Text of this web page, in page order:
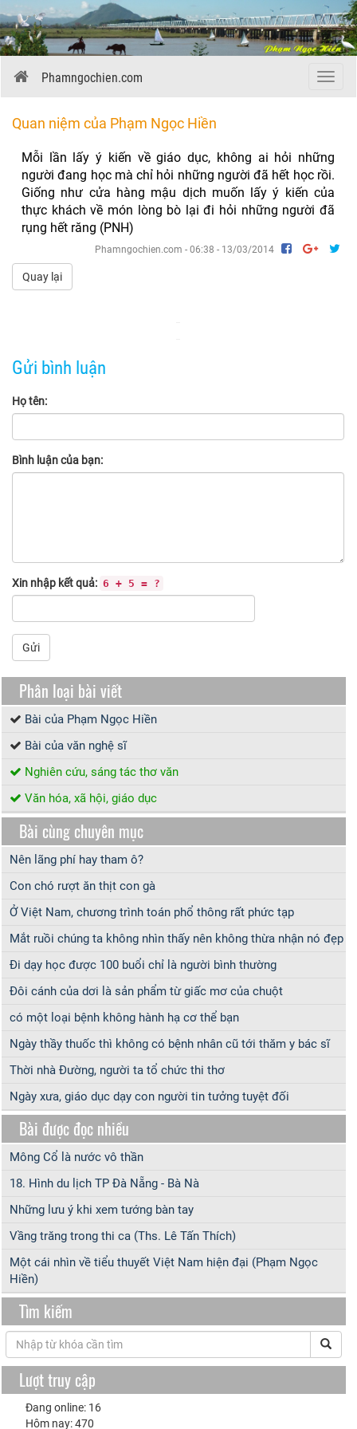
Menu
Phamngochien.com
Quan niệm của Phạm Ngọc Hiền
Mỗi lần lấy ý kiến về giáo dục, không ai hỏi những
người đang học mà chỉ hỏi những người đã hết học rồi.
Giống như cửa hàng mậu dịch muốn lấy ý kiến của
thực khách về món lòng bò lại đi hỏi những người đã
rụng hết răng (PNH)
Phamngochien.com - 06:38 - 13/03/2014
Quay lại
Gửi bình luận
Họ tên:
Bình luận của bạn:
Xin nhập kết quả: 6 + 5 = ?
Gửi
Phân loại bài viết
Bài của Phạm Ngọc Hiền
Bài của văn nghệ sĩ
Nghiên cứu, sáng tác thơ văn
Văn hóa, xã hội, giáo dục
Bài cùng chuyên mục
Nên lãng phí hay tham ô?
Con chó rượt ăn thịt con gà
Ở Việt Nam, chương trình toán phổ thông rất phức tạp
Mắt ruồi chúng ta không nhìn thấy nên không thừa nhận nó đẹp
Đi dạy học được 100 buổi chỉ là người bình thường
Đôi cánh của dơi là sản phẩm từ giấc mơ của chuột
có một loại bệnh không hành hạ cơ thể bạn
Ngày thầy thuốc thì không có bệnh nhân cũ tới thăm y bác sĩ
Thời nhà Đường, người ta tổ chức thi thơ
Ngày xưa, giáo dục dạy con người tin tưởng tuyệt đối
Bài được đọc nhiều
Mông Cổ là nước vô thần
18. Hình du lịch TP Đà Nẵng - Bà Nà
Những lưu ý khi xem tướng bàn tay
Vầng trăng trong thi ca (Ths. Lê Tấn Thích)
Một cái nhìn về tiểu thuyết Việt Nam hiện đại (Phạm Ngọc
Hiền)
Tìm kiếm
Lượt truy cập
Đang online: 16
Hôm nay: 470